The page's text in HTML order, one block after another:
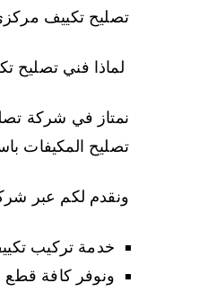
تصليح تكييف
لماذا فني تصليح
نمتاز في شركة
تصليح المكيفات
ونقدم لكم عبر
خدمة تركيب
ونوفر كافة قطع